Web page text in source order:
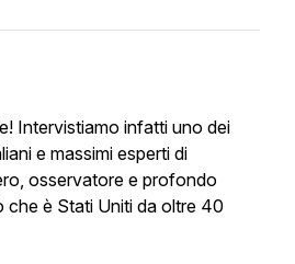
Intervistiamo infatti uno dei
e massimi esperti di
osservatore e profondo
è Stati Uniti da oltre 40